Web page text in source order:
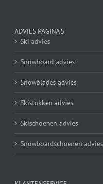
ADVIES PAGINA’S
Ski advies
Snowboard advies
Snowblades advies
Skistokken advies
Skischoenen advies
Snowboardschoenen advies